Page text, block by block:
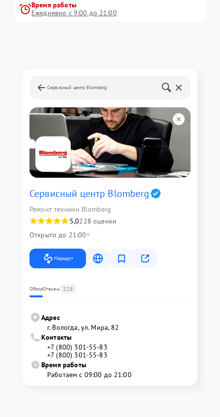
Время работы
Ежедневно с 9:00 до 21:00
Сервисный центр Blomberg
Сервисный центр Blomberg
Ремонт техники Blomberg
5,0228 оценки
Открыто до 21:00
Маршрут
ОбзорОтзывы 228
Адрес
г. Вологда, ул. Мира, 82
Контакты
+7 (800) 301-55-83
+7 (800) 301-55-83
Время работы
Работаем с 09:00 до 21:00